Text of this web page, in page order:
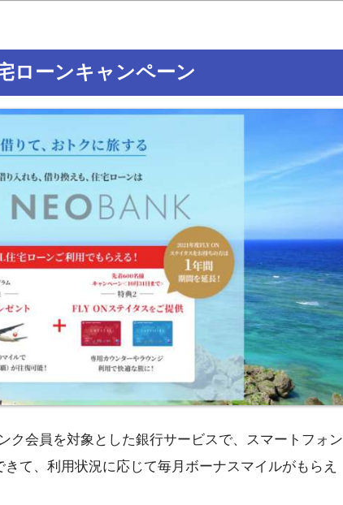
ローンキャンペーン
ク会員を対象とした銀行サービスで、スマートフォン
て、利用状況に応じて毎月ボーナスマイルがもらえ